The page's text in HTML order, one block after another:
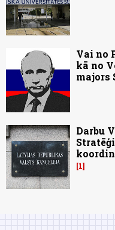
Vai no
kā no
majors
Darbu
1